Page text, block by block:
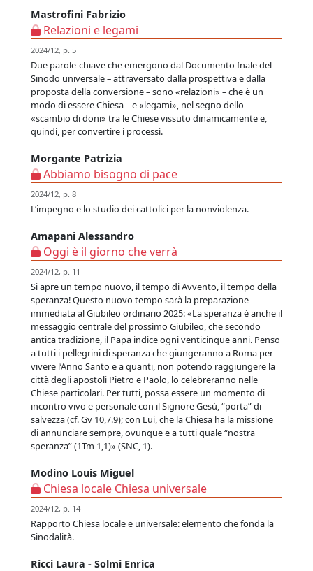
Mastrofini Fabrizio
Relazioni e legami
2024/12, p. 5
Due parole-chiave che emergono dal Documento fnale del
Sinodo universale – attraversato dalla prospettiva e dalla
proposta della conversione – sono «relazioni» – che è un
modo di essere Chiesa – e «legami», nel segno dello
«scambio di doni» tra le Chiese vissuto dinamicamente e,
quindi, per convertire i processi.
Morgante Patrizia
Abbiamo bisogno di pace
2024/12, p. 8
L’impegno e lo studio dei cattolici per la nonviolenza.
Amapani Alessandro
Oggi è il giorno che verrà
2024/12, p. 11
Si apre un tempo nuovo, il tempo di Avvento, il tempo della
speranza! Questo nuovo tempo sarà la preparazione
immediata al Giubileo ordinario 2025: «La speranza è anche il
messaggio centrale del prossimo Giubileo, che secondo
antica tradizione, il Papa indice ogni venticinque anni. Penso
a tutti i pellegrini di speranza che giungeranno a Roma per
vivere l’Anno Santo e a quanti, non potendo raggiungere la
città degli apostoli Pietro e Paolo, lo celebreranno nelle
Chiese particolari. Per tutti, possa essere un momento di
incontro vivo e personale con il Signore Gesù, “porta” di
salvezza (cf. Gv 10,7.9); con Lui, che la Chiesa ha la missione
di annunciare sempre, ovunque e a tutti quale “nostra
speranza” (1Tm 1,1)» (SNC, 1).
Modino Louis Miguel
Chiesa locale Chiesa universale
2024/12, p. 14
Rapporto Chiesa locale e universale: elemento che fonda la
Sinodalità.
Ricci Laura - Solmi Enrica